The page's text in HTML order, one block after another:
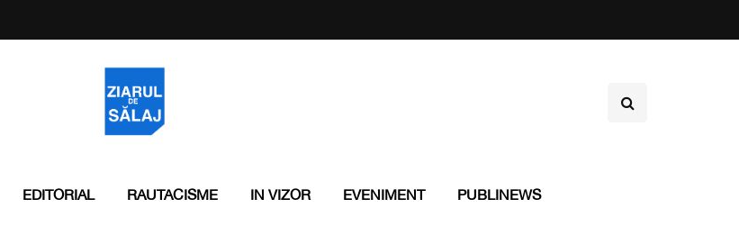
EDITORIAL RAUTACISME IN VIZOR EVENIMENT PUBLINEWS